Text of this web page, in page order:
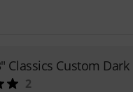
Classics Custom Dark
2